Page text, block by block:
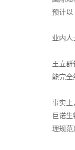
预计以
业内人
王立
能完全
事实上
巨诺
理规范